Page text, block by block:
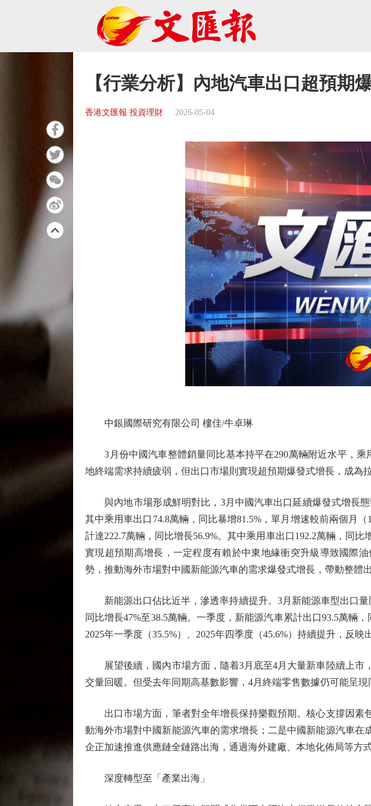
【行業分析】內地汽車出口超預期
香港文匯報 投資理財 2026-05-04
中銀國際研究有限公司 樓佳/牛卓琳
3月份中國汽車整體銷量同比基本持平在290萬輛附近水平，乘
地終端需求持續疲弱，但出口市場則實現超預期爆發式增長，成為
與內地市場形成鮮明對比，3月中國汽車出口延續爆發式增長態
其中乘用車出口74.8萬輛，同比暴增81.5%，單月增速較前兩個月
計達222.7萬輛，同比增長56.9%。其中乘用車出口192.2萬輛，同
實現超預期高增長，一定程度有賴於中東地緣衝突升級導致國際
勢，推動海外市場對中國新能源汽車的需求爆發式增長，帶動整體
新能源出口佔比近半，滲透率持續提升。3月新能源車型出口量
同比增長47%至38.5萬輛。一季度，新能源汽車累計出口93.5萬輛
2025年一季度（35.5%）、2025年四季度（45.6%）持續提升，反
展望後續，國內市場方面，隨着3月底至4月大量新車陸續上市
交量回暖。但受去年同期高基數影響，4月終端零售數據仍可能呈現
出口市場方面，筆者對全年增長保持樂觀預期。核心支撐因素
動海外市場對中國新能源汽車的需求增長；二是中國新能源汽車
企正加速推進供應鏈全鏈路出海，通過海外建廠、本地化佈局等方
深度轉型至「產業出海」